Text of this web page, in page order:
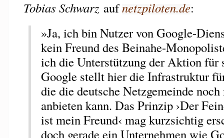
Tobias Schwarzaufnetzpiloten.de:
»Ja, ich bin Nutzer von Google-
kein Freund des Beinahe-
ich die Unterstützung der Aktion für
Google stellt hier die Infrastruktur
die die deutsche Netzgemeinde
anbieten kann. Das Prinzip ›Der
ist mein Freund‹ mag kurzsichtig
doch gerade ein Unternehmen wie